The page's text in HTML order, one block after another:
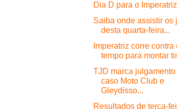
Dia D para o Imperatriz
Saiba onde assistir os
desta quarta-feira...
Imperatriz corre contra
tempo para montar
TJD marca julgamento
caso Moto Club e
Gleydisso...
Resultados de terça-